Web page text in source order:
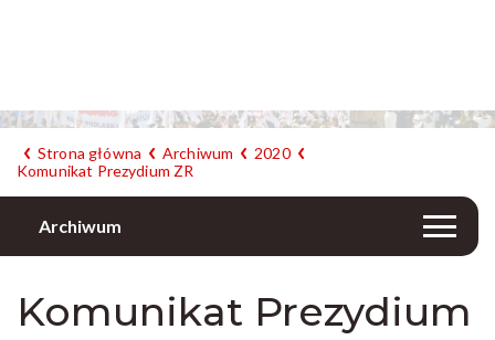
Strona główna Archiwum
2020
Komunikat Prezydium ZR
Archiwum
Komunikat Prezydium